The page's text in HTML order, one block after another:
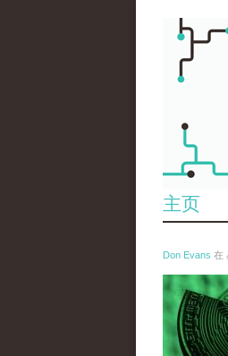
主页
Don Evans 在